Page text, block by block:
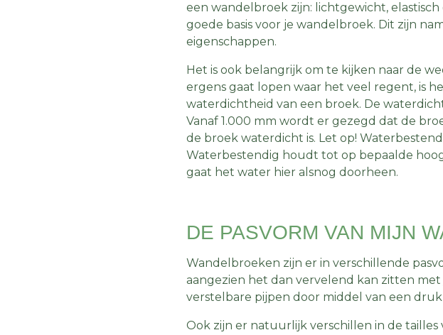
een wandelbroek zijn: lichtgewicht,
goede basis voor je wandelbroek. Dit zijn
eigenschappen.
Het is ook belangrijk om te kijken naar de
ergens gaat lopen waar het veel regent, is
waterdichtheid van een broek. De
Vanaf 1.000 mm wordt er gezegd dat de
de broek waterdicht is. Let op!
Waterbestendig houdt tot op bepaalde
gaat het water hier alsnog doorheen.
DE PASVORM VAN MIJN
Wandelbroeken zijn er in verschillende
aangezien het dan vervelend kan zitten
verstelbare pijpen door middel van een
Ook zijn er natuurlijk verschillen in de